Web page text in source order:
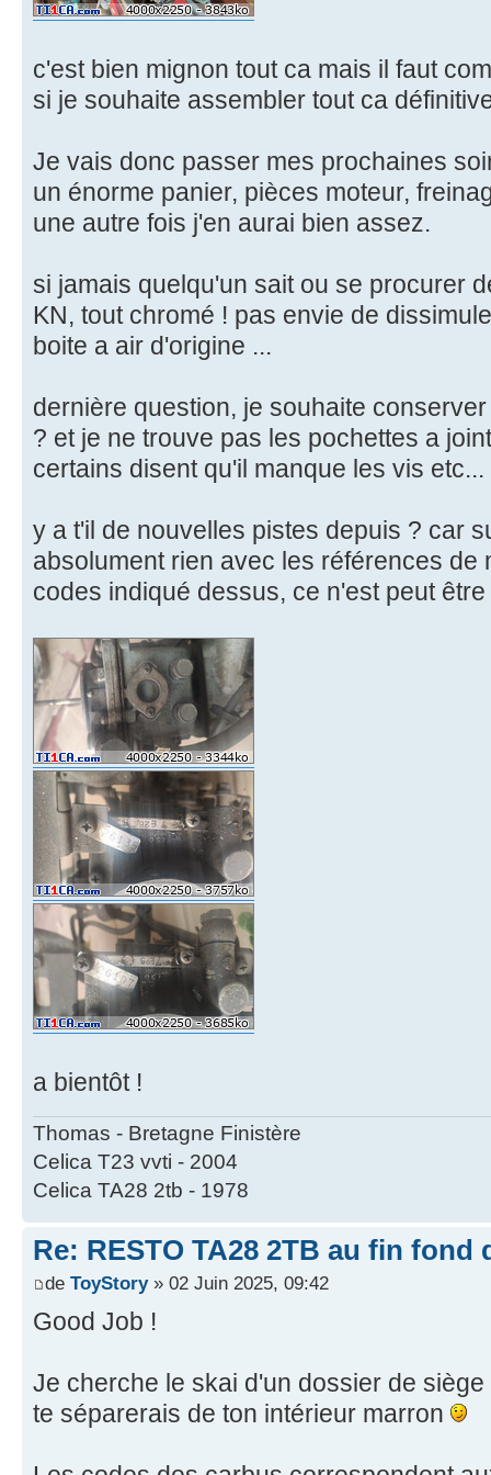
c'est bien mignon tout ca mais il faut
si je souhaite assembler tout ca
Je vais donc passer mes prochaines
un énorme panier, pièces moteur,
une autre fois j'en aurai bien assez.
si jamais quelqu'un sait ou se procurer
KN, tout chromé ! pas envie de
boite a air d'origine ...
dernière question, je souhaite
? et je ne trouve pas les pochettes a
certains disent qu'il manque les vis etc...
y a t'il de nouvelles pistes depuis ? car
absolument rien avec les références de
codes indiqué dessus, ce n'est peut
a bientôt !
Thomas - Bretagne Finistère
Celica T23 vvti - 2004
Celica TA28 2tb - 1978
Re: RESTO TA28 2TB au fin fond
de ToyStory» 02 Juin 2025, 09:42
Good Job !
Je cherche le skai d'un dossier de
te séparerais de ton intérieur marron